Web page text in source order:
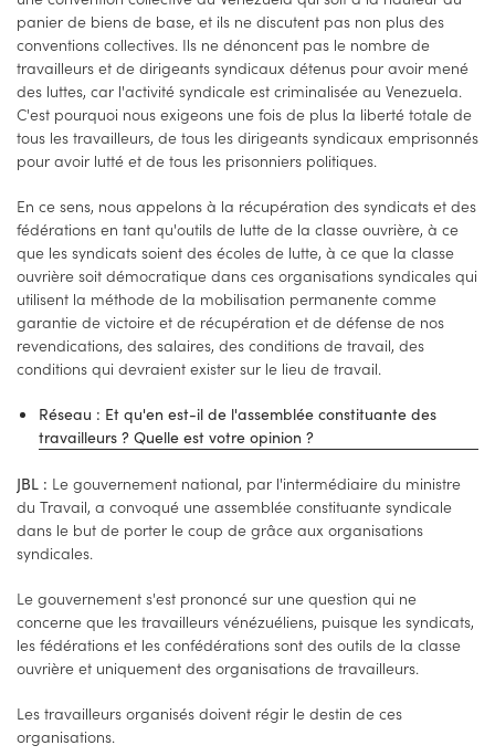
panier de biens de base, et ils ne discutent pas non plus des
conventions collectives. Ils ne dénoncent pas le nombre de
travailleurs et de dirigeants syndicaux détenus pour avoir mené
des luttes, car l'activité syndicale est criminalisée au Venezuela.
C'est pourquoi nous exigeons une fois de plus la liberté totale de
tous les travailleurs, de tous les dirigeants syndicaux emprisonnés
pour avoir lutté et de tous les prisonniers politiques.
En ce sens, nous appelons à la récupération des syndicats et des
fédérations en tant qu'outils de lutte de la classe ouvrière, à ce
que les syndicats soient des écoles de lutte, à ce que la classe
ouvrière soit démocratique dans ces organisations syndicales qui
utilisent la méthode de la mobilisation permanente comme
garantie de victoire et de récupération et de défense de nos
revendications, des salaires, des conditions de travail, des
conditions qui devraient exister sur le lieu de travail.
Réseau : Et qu'en est-il de l'assemblée constituante des
travailleurs ? Quelle est votre opinion ?
JBL : Le gouvernement national, par l'intermédiaire du ministre
du Travail, a convoqué une assemblée constituante syndicale
dans le but de porter le coup de grâce aux organisations
syndicales.
Le gouvernement s'est prononcé sur une question qui ne
concerne que les travailleurs vénézuéliens, puisque les syndicats,
les fédérations et les confédérations sont des outils de la classe
ouvrière et uniquement des organisations de travailleurs.
Les travailleurs organisés doivent régir le destin de ces
organisations.